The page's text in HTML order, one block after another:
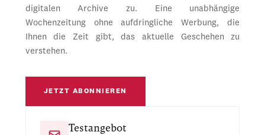
digitalen Archive zu. Eine unabhängige
Wochenzeitung ohne aufdringliche Werbung, die
Ihnen die Zeit gibt, das aktuelle Geschehen zu
verstehen.
JETZT ABONNIEREN
Testangebot